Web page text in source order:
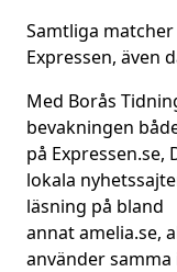
Samtliga
Expressen, även
Med Borås
bevakningen
på Expressen.se,
lokala
läsning på bland
annatamelia.se,
använder